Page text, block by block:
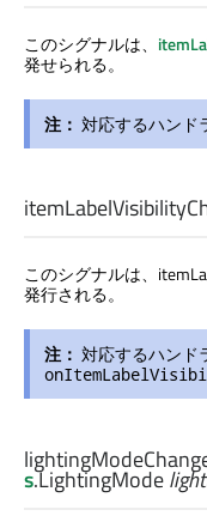
このシグナルは、
発せられる。
注： 対応するハンド
このシグナルは、
発行される。
注： 対応するハンド
s.LightingMode